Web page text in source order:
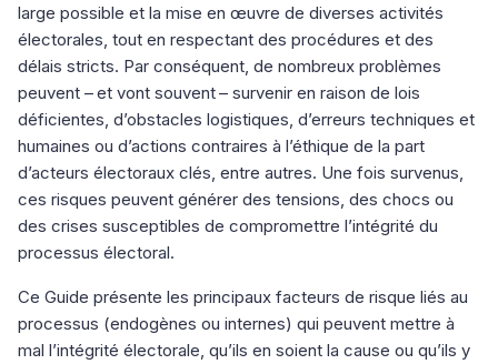
large possible et la mise en œuvre de diverses activités
électorales, tout en respectant des procédures et des
délais stricts. Par conséquent, de nombreux problèmes
peuvent –et vont souvent– survenir en raison de lois
déficientes, d’obstacles logistiques, d’erreurs techniques et
humaines ou d’actions contraires à l’éthique de la part
d’acteurs électoraux clés, entre autres. Une fois survenus,
ces risques peuvent générer des tensions, des chocs ou
des crises susceptibles de compromettre l’intégrité du
processus électoral.
Ce Guide présente les principaux facteurs de risque liés au
processus (endogènes ou internes) qui peuvent mettre à
mal l’intégrité électorale, qu’ils en soient la cause ou qu’ils y